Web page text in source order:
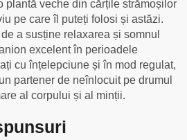
plantă veche din cărțile strămoșilor
pe care îl puteți folosi și astăzi.
a susține relaxarea și somnul
excelent în perioadele
cu înțelepciune și în mod regulat,
partener de neînlocuit pe drumul
al corpului și al minții.